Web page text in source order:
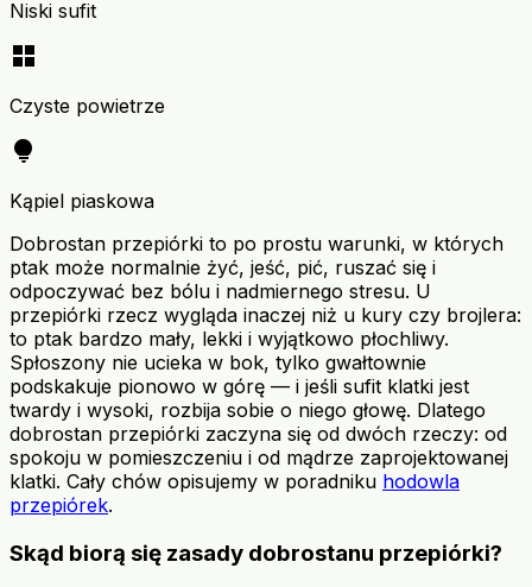
Niski sufit
grid_view
Czyste powietrze
lightbulb
Kąpiel piaskowa
Dobrostan przepiórki to po prostu warunki, w których
ptak może normalnie żyć, jeść, pić, ruszać się i
odpoczywać bez bólu i nadmiernego stresu. U
przepiórki rzecz wygląda inaczej niż u kury czy brojlera:
to ptak bardzo mały, lekki i wyjątkowo płochliwy.
Spłoszony nie ucieka w bok, tylko gwałtownie
podskakuje pionowo w górę — i jeśli sufit klatki jest
twardy i wysoki, rozbija sobie o niego głowę. Dlatego
dobrostan przepiórki zaczyna się od dwóch rzeczy: od
spokoju w pomieszczeniu i od mądrze zaprojektowanej
klatki. Cały chów opisujemy w poradniku hodowla
przepiórek.
Skąd biorą się zasady dobrostanu przepiórki?